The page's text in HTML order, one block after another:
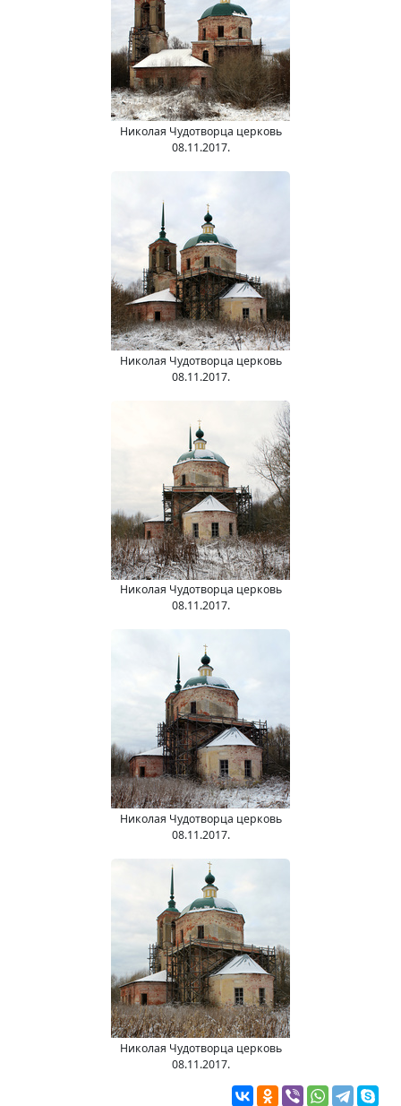
Николая Чудотворца церковь
08.11.2017.
Николая Чудотворца церковь
08.11.2017.
Николая Чудотворца церковь
08.11.2017.
Николая Чудотворца церковь
08.11.2017.
Николая Чудотворца церковь
08.11.2017.